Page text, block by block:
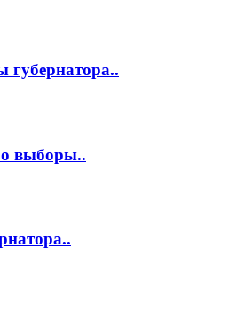
губернатора..
выборы..